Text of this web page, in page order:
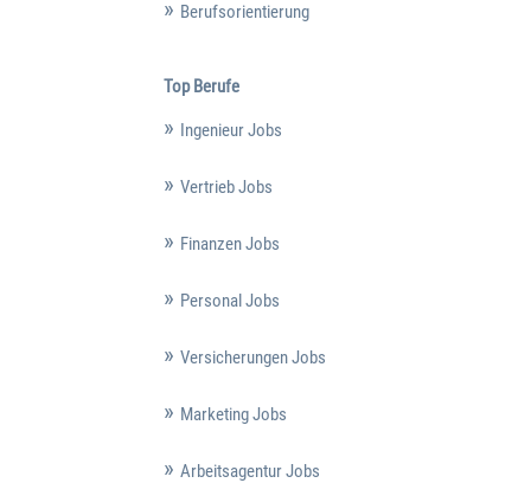
Berufsorientierung
Top Berufe
Ingenieur Jobs
Vertrieb Jobs
Finanzen Jobs
Personal Jobs
Versicherungen Jobs
Marketing Jobs
Arbeitsagentur Jobs